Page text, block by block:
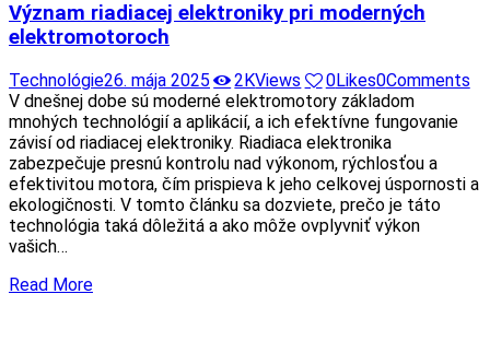
Význam riadiacej elektroniky pri moderných
elektromotoroch
Technológie26. mája 2025 2KViews 0Likes0Comments
V dnešnej dobe sú moderné elektromotory základom
mnohých technológií a aplikácií, a ich efektívne fungovanie
závisí od riadiacej elektroniky. Riadiaca elektronika
zabezpečuje presnú kontrolu nad výkonom, rýchlosťou a
efektivitou motora, čím prispieva k jeho celkovej úspornosti a
ekologičnosti. V tomto článku sa dozviete, prečo je táto
technológia taká dôležitá a ako môže ovplyvniť výkon
vašich…
Read More